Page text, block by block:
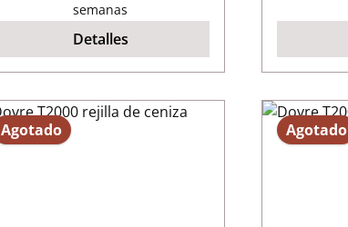
semanas
Detalles
Agotado Agotado